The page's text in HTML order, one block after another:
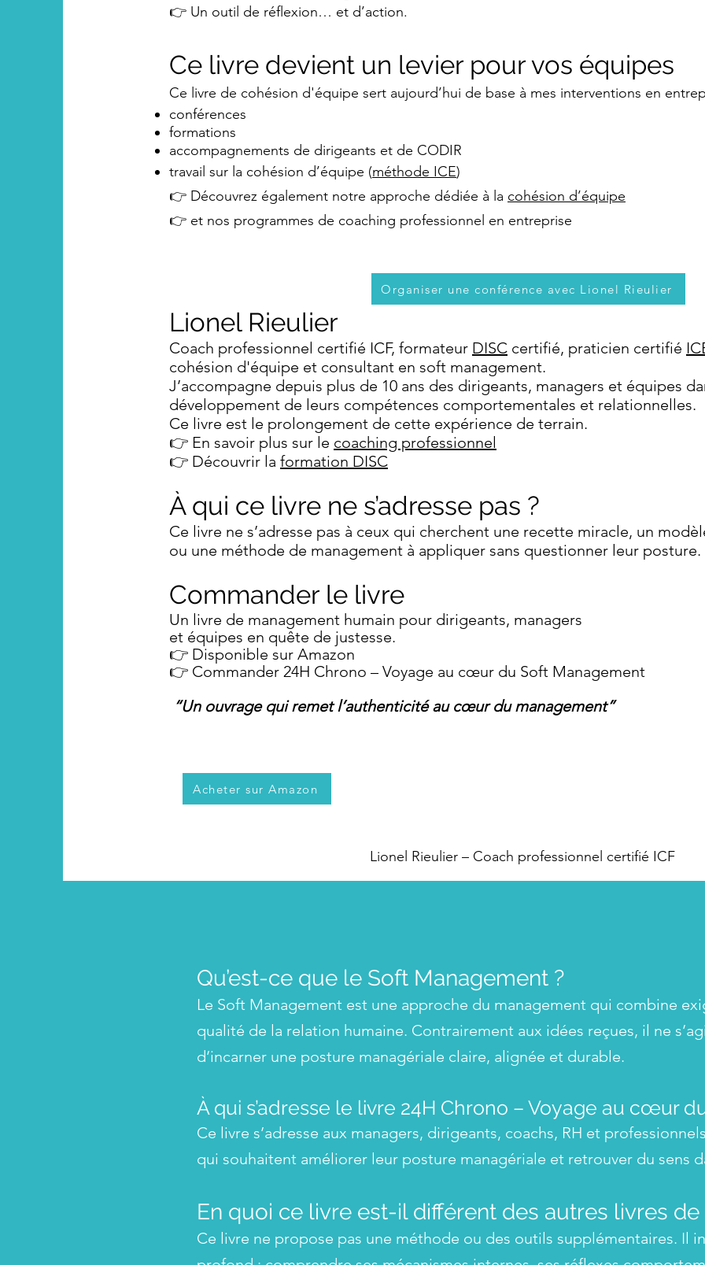
👉 Un outil de réflexion… et d’action.​
Ce livre devient un levier pour vos équipes
Ce livre de cohésion d'équipe sert aujourd’hui de base à mes interventions en
conférences
formations
accompagnements de dirigeants et de CODIR
travail sur la cohésion d’équipe (méthode ICE)
👉 Découvrez également notre approche dédiée à la cohésion d’équipe
👉 et nos programmes de coaching professionnel en entreprise
Lionel Rieulier
Coach professionnel certifié ICF, formateur DISC certifié, praticien certifié
cohésion d'équipe et consultant en soft management.
J’accompagne depuis plus de 10 ans des dirigeants, managers et équipes
développement de leurs compétences comportementales et relationnelles.
Ce livre est le prolongement de cette expérience de terrain.
👉 En savoir plus sur le coaching professionnel
👉 Découvrir la formation DISC
À qui ce livre ne s’adresse pas ?
Ce livre ne s’adresse pas à ceux qui cherchent une recette miracle, un
ou une méthode de management à appliquer sans questionner leur posture.
Commander le livre
Un livre de management humain pour dirigeants, managers
et équipes en quête de justesse.
👉 Disponible sur Amazon
👉 Commander 24H Chrono – Voyage au cœur du Soft Management
“Un ouvrage qui remet l’authenticité au cœur du management”
Acheter sur Amazon
Organiser une conférence avec Lionel Rieulier
Lionel Rieulier – Coach professionnel certifié ICF
Qu’est-ce que le Soft Management ?
Le Soft Management est une approche du management qui combine
qualité de la relation humaine. Contrairement aux idées reçues, il ne
d’incarner une posture managériale claire, alignée et durable.
À qui s’adresse le livre 24H Chrono – Voyage au cœur
Ce livre s’adresse aux managers, dirigeants, coachs, RH et
qui souhaitent améliorer leur posture managériale et retrouver du sens
En quoi ce livre est-il différent des autres livres
Ce livre ne propose pas une méthode ou des outils supplémentaires. Il